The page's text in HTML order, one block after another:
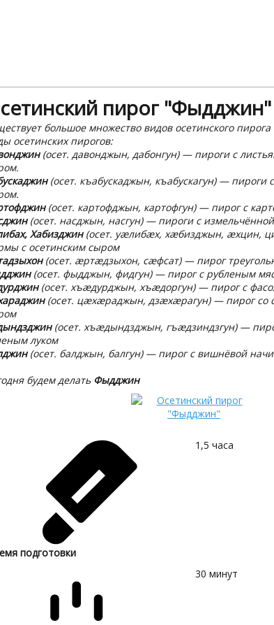
пирог "Фыдджин"
большое множество видов осетинского
осетинских пирогов:
(осет. давонджын, дабонгун) — пироги с
(осет. къабускаджын, къабускагун) — пироги
(осет. картофджын, картофгун) — пирог с
(осет. насджын, насгун) — пироги с
Хабизджин(осет. уæлибæх, хæбизджын, æхцин,
с осетинским сыром
(осет. æртæдзыхон, сæфсат) — пирог
(осет. фыдджын, фидгун) — пирог с рубленым
(осет. хъæдурджын, хъæдоргун) — пирог с
(осет. цæхæраджын, дзæхæрагун) — пирог со
(осет. хъæдындзджын, гъæдзиндзгун) —
луком
(осет. балджын, балгун) — пирог с вишнёвой
будем делать Фыдджин
подготовки
1,5 часа
30 минут